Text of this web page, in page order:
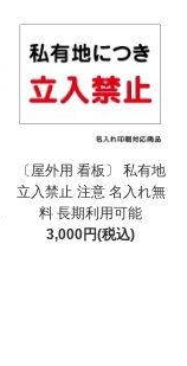
〔屋外用 看板〕 私有地
立入禁止 注意 名入れ無
料 長期利用可能
3,000円(税込)